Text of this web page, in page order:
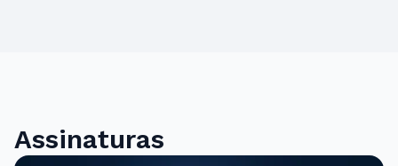
Assinaturas